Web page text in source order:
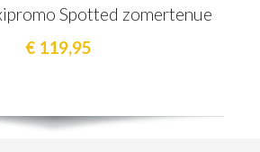
Spotted zomertenue
€ 119,95